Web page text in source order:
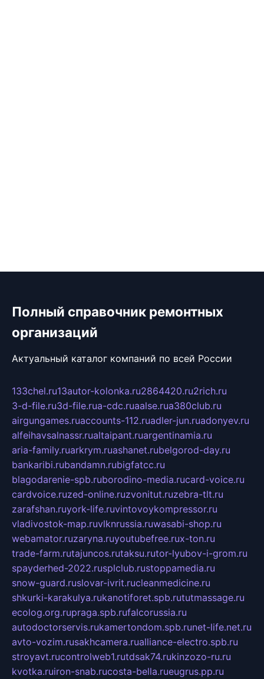
Полный справочник ремонтных
организаций
Актуальный каталог компаний по всей России
133chel.ru13autor-kolonka.ru2864420.ru2rich.ru
3-d-file.ru3d-file.rua-cdc.ruaalse.rua380club.ru
airgungames.ruaccounts-112.ruadler-jun.ruadonyev.ru
alfeihavsalnassr.rualtaipant.ruargentinamia.ru
aria-family.ruarkrym.ruashanet.rubelgorod-day.ru
bankaribi.rubandamn.rubigfatcc.ru
blagodarenie-spb.ruborodino-media.rucard-voice.ru
cardvoice.ruzed-online.ruzvonitut.ruzebra-tlt.ru
zarafshan.ruyork-life.ruvintovoykompressor.ru
vladivostok-map.ruvlknrussia.ruwasabi-shop.ru
webamator.ruzaryna.ruyoutubefree.rux-ton.ru
trade-farm.rutajuncos.rutaksu.rutor-lyubov-i-grom.ru
spayderhed-2022.rusplclub.rustoppamedia.ru
snow-guard.ruslovar-ivrit.rucleanmedicine.ru
shkurki-karakulya.rukanotiforet.spb.rututmassage.ru
ecolog.org.rupraga.spb.rufalcorussia.ru
autodoctorservis.rukamertondom.spb.runet-life.net.ru
avto-vozim.rusakhcamera.rualliance-electro.spb.ru
stroyavt.rucontrolweb1.rutdsak74.rukinzozo-ru.ru
kvotka.ruiron-snab.rucosta-bella.rueugrus.pp.ru